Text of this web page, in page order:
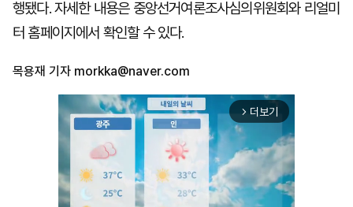
행됐다. 자세한 내용은 중앙선거여론조사심의위원회와 리얼미
터 홈페이지에서 확인할 수 있다.
목용재 기자 morkka@naver.com
arrow_forward_ios 더보기